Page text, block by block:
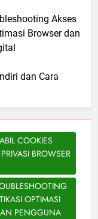
Akses
Browser dan
dan Cara
COOKIES
BROWSER
OPTIMASI
PENGGUNA